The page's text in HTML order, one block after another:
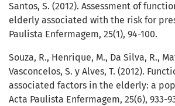
Santos, S. (2012). Assessment of
elderly associated with the risk for
Paulista Enfermagem, 25(1), 94-100.
Souza, R., Henrique, M., Da Silva, R.,
Vasconcelos, S. y Alves, T. (2012).
associated factors in the elderly: a
Acta Paulista Enfermagem, 25(6), 933-